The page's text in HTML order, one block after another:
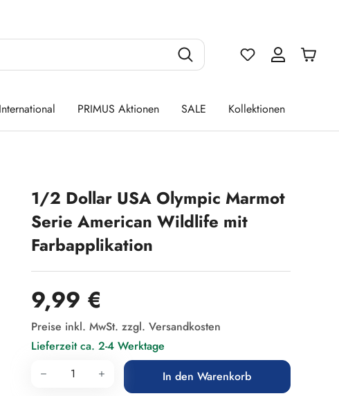
Du hast 0
PRIMUS Aktionen SALE Kollektionen
1/2 Dollar USA Olympic Marmot
Serie American Wildlife mit
Farbapplikation
Regulärer Preis:
9,99 €
Preise inkl. MwSt. zzgl. Versandkosten
Lieferzeit ca. 2-4 Werktage
Produkt Anzahl: Gib den gewünschten
In den Warenkorb